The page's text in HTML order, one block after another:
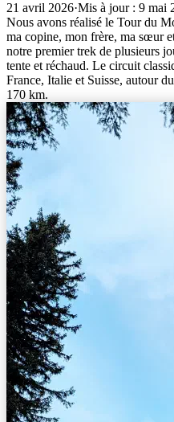
21 avril 2026·Mis à jour : 9 mai
Nous avons réalisé le Tour du
ma copine, mon frère, ma sœur
notre premier trek de plusieurs
tente et réchaud. Le circuit
France, Italie et Suisse, autour
170 km.